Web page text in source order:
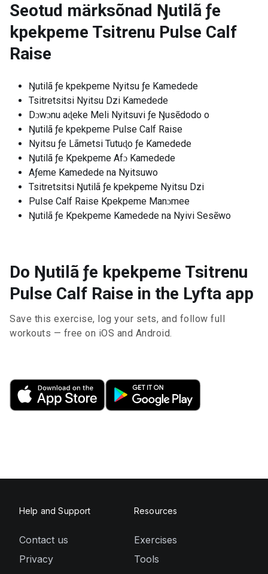
Seotud märksõnad Ŋutilã ƒe
kpekpeme Tsitrenu Pulse Calf
Raise
Ŋutilã ƒe kpekpeme Nyitsu ƒe Kamedede
Tsitretsitsi Nyitsu Dzi Kamedede
Dɔwɔnu aɖeke Meli Nyitsuvi ƒe Ŋusẽdodo o
Ŋutilã ƒe kpekpeme Pulse Calf Raise
Nyitsu ƒe Lãmetsi Tutuɖo ƒe Kamedede
Ŋutilã ƒe Kpekpeme Afɔ Kamedede
Aƒeme Kamedede na Nyitsuwo
Tsitretsitsi Ŋutilã ƒe kpekpeme Nyitsu Dzi
Pulse Calf Raise Kpekpeme Manɔmee
Ŋutilã ƒe Kpekpeme Kamedede na Nyivi Sesẽwo
Do Ŋutilã ƒe kpekpeme Tsitrenu
Pulse Calf Raise in the Lyfta app
Save this exercise, log your sets, and follow full
workouts — free on iOS and Android.
Help and Support
Contact us
Privacy
Resources
Exercises
Tools